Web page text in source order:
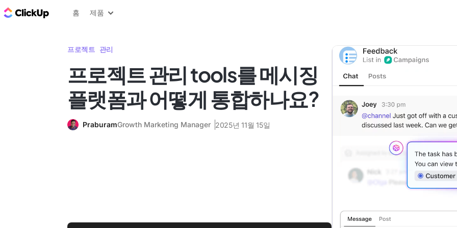
ClickUp 블로그
홈 제품
프로젝트 관리
프로젝트 관리 tools를 메시징
플랫폼과 어떻게 통합하나요?
PraburamGrowth Marketing Manager 2025년 11월 15일